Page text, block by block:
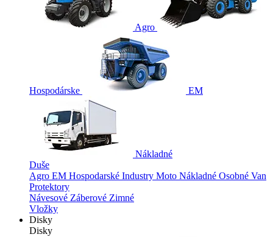
Agro
Hospodárske EM
Nákladné
Duše
Agro EM Hospodarské Industry Moto Nákladné Osobné Van
Protektory
Návesové Záberové Zimné
Vložky
Disky
Disky